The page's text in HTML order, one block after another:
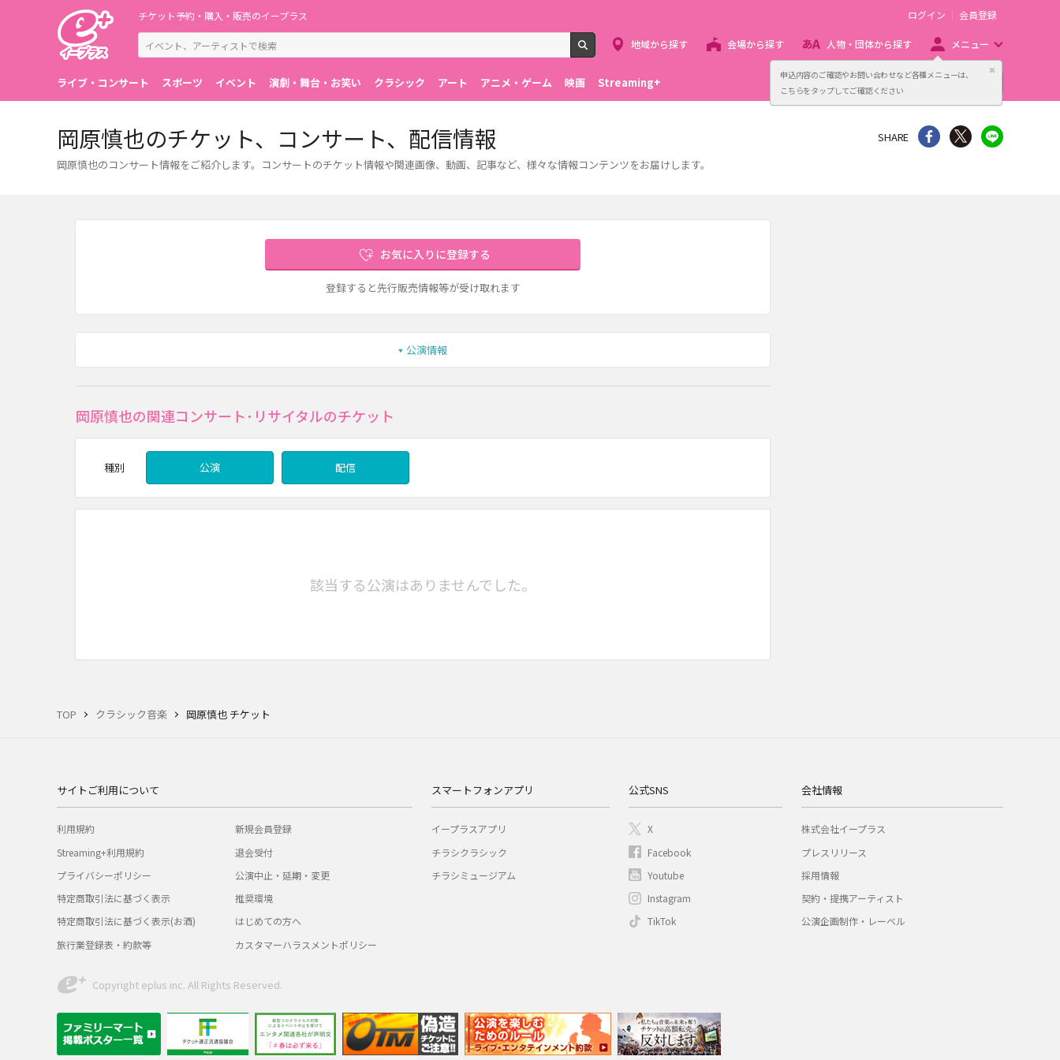
申込内容のご確認やお問い合わせなど各種メニューは、
こちらをタップしてご確認ください
閉じる
チケット予約・購入・販売のイープラス
検索
ログイン 会員登録
地域から探す 会場から探す 人物・団体から探す メニュー
ライブ・コンサート スポーツ イベント 演劇・舞台・お笑い クラシック アート アニメ・ゲーム 映画 Streaming+ 主催者向け販売サービス
TOP クラシック音楽 岡原慎也 チケット
岡原慎也のチケット、コンサート、配信情報
岡原慎也のコンサート情報をご紹介します。コンサートのチケット情報や関連画像、動画、記事など、様々な情報コンテンツをお届けします。
SHARE シェア Twitter
お気に入りに登録する
登録すると先行販売情報等が受け取れます
公演情報
岡原慎也の関連コンサート･リサイタルのチケット
種別 公演 配信
該当する公演はありませんでした。
サイトご利用について
利用規約
Streaming+利用規約
プライバシーポリシー
特定商取引法に基づく表示
特定商取引法に基づく表示(お酒)
旅行業登録表・約款等
新規会員登録
退会受付
公演中止・延期・変更
推奨環境
はじめての方へ
カスタマーハラスメントポリシー
スマートフォンアプリ
イープラスアプリ
チラシクラシック
チラシミュージアム
公式SNS
X
Facebook
Youtube
Instagram
TikTok
会社情報
株式会社イープラス
プレスリリース
採用情報
契約・提携アーティスト
公演企画制作・レーベル
Copyright eplus inc. All Rights Reserved.